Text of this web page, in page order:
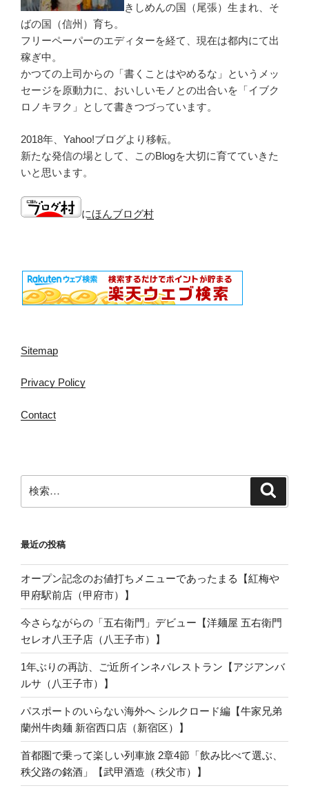
きしめんの国（尾張）生まれ、そ
ばの国（信州）育ち。
フリーペーパーのエディターを経て、現在は都内にて出
稼ぎ中。
かつての上司からの「書くことはやめるな」というメッ
セージを原動力に、おいしいモノとの出合いを「イブク
ロノキヲク」として書きつづっています。
2018年、Yahoo!ブログより移転。
新たな発信の場として、このBlogを大切に育てていきた
いと思います。
にほんブログ村
Sitemap
Privacy Policy
Contact
索:
最近の投稿
オープン記念のお値打ちメニューであったまる【紅梅や
甲府駅前店（甲府市）】
今さらながらの「五右衛門」デビュー【洋麺屋 五右衛門
セレオ八王子店（八王子市）】
1年ぶりの再訪、ご近所インネパレストラン【アジアンバ
ルサ（八王子市）】
パスポートのいらない海外へ シルクロード編【牛家兄弟
蘭州牛肉麺 新宿西口店（新宿区）】
首都圏で乗って楽しい列車旅 2章4節「飲み比べて選ぶ、
秩父路の銘酒」【武甲酒造（秩父市）】